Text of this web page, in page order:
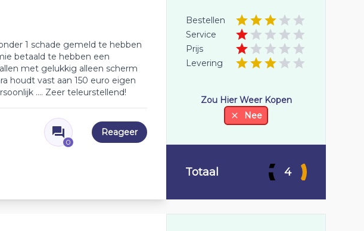
1 schade gemeld te hebben
betaald te hebben een
met gelukkig alleen scherm
houdt vast aan 150 euro eigen
…. Zeer teleurstellend!
0
Reageer
Bestellen
Service
Prijs
Levering
Zou Hier Weer Kopen
Nee
Totaal 4